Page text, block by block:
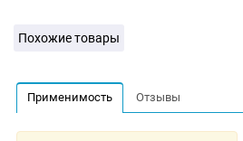
Похожие товары
Применимость Отзывы